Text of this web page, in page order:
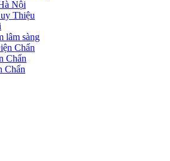
Nội
Thiệu
lâm sàng
Chẩn
Chẩn
Chẩn